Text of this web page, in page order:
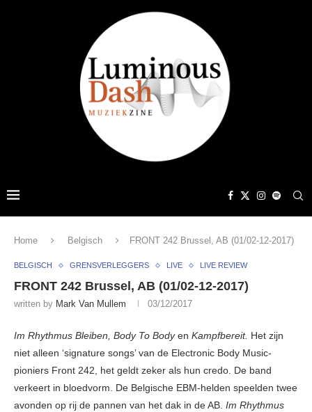
Home Belgisch FRONT 242 Brussel, AB (01/02-12-2017)
BELGISCH GRENSVERLEGGERS LIVE LIVE REVIEW
FRONT 242 Brussel, AB (01/02-12-2017)
written by Mark Van Mullem 03/12/2017
Im Rhythmus Bleiben, Body To Bodyen Kampfbereit. Het zijn
niet alleen ‘signature songs’ van de Electronic Body Music-
pioniers Front 242, het geldt zeker als hun credo. De band
verkeert in bloedvorm. De Belgische EBM-helden speelden twee
avonden op rij de pannen van het dak in de AB. Im Rhythmus